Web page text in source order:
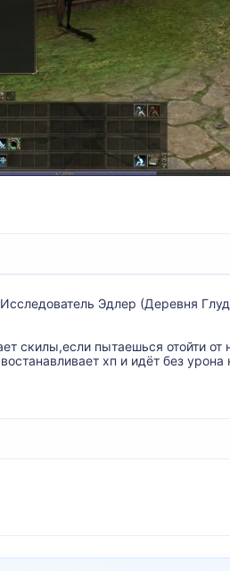
Эдлер (Деревня
скилы,если пытаешься отойти от
хп и идёт без